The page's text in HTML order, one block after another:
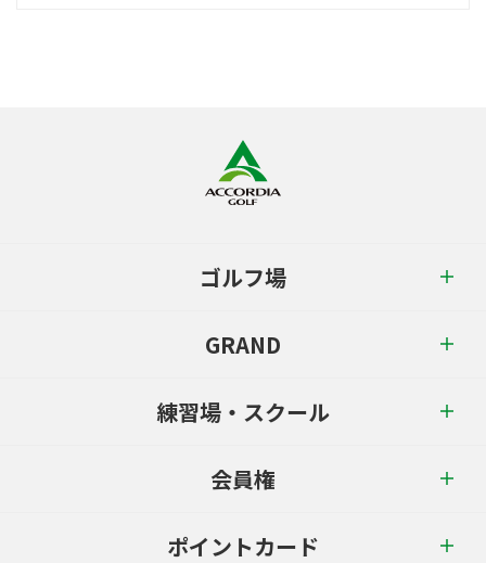
ゴルフ場
GRAND
練習場・スクール
会員権
ポイントカード